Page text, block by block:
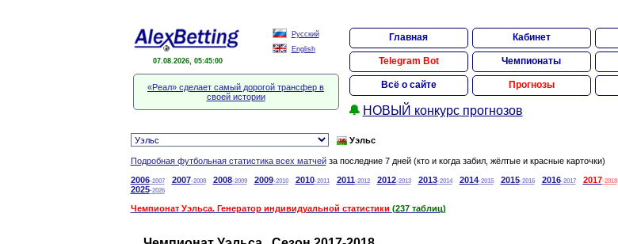
07.08.2026, 05:45:01
Русский
English
Главная Кабинет
Telegram Bot Чемпионаты
Всё о сайте Прогнозы
🔔 НОВЫЙ конкурс прогнозов
«Реал» сделает самый дорогой трансфер в
своей истории
Уэльс
Подробная футбольная статистика всех матчейза последние 7 дней (кто и когда забил, жёлтые и красные карточки)
2006-2007 2007-2008 2008-2009 2009-2010 2010-2011 2011-2012 2012-2013 2013-2014 2014-2015 2015-2016 2016-2017 2017-2018
2025-2026
Чемпионат Уэльса. Генератор индивидуальной статистики (237 таблиц)